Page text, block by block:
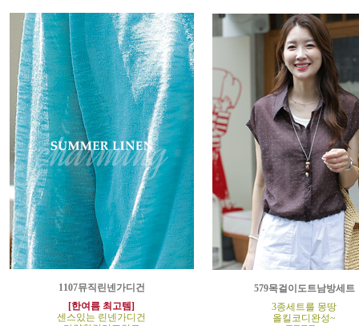
1107뮤직린넨가디건
[한여름 최고템]
센스있는 린넨가디건
579목걸이도트남방세트
3종세트를 몽땅
올킬코디완성~